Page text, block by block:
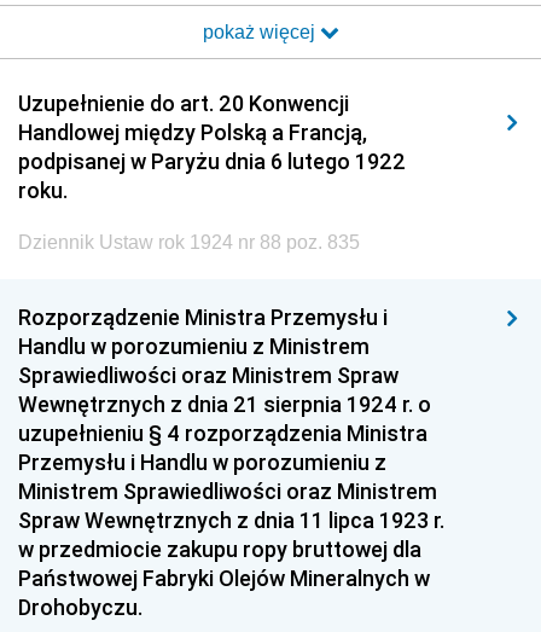
2017 2016 2015
2014 2013 2012
2011 2010
2008 2007
2005
1996 1995 1994
1993 1992
1990 1989 1988
1987 1986 1985
1984 1983 1982
1981 1980 1979
1978 1977 1976
1975
pokaż więcej
Uzupełnienie do art. 20 Konwencji
Handlowej między Polską a Francją,
podpisanej w Paryżu dnia 6 lutego 1922
roku.
Dziennik Ustaw rok 1924 nr 88 poz. 835
Rozporządzenie Ministra Przemysłu i
Handlu w porozumieniu z Ministrem
Sprawiedliwości oraz Ministrem Spraw
Wewnętrznych z dnia 21 sierpnia 1924 r. o
uzupełnieniu § 4 rozporządzenia Ministra
Przemysłu i Handlu w porozumieniu z
Ministrem Sprawiedliwości oraz Ministrem
Spraw Wewnętrznych z dnia 11 lipca 1923 r.
w przedmiocie zakupu ropy bruttowej dla
Państwowej Fabryki Olejów Mineralnych w
Drohobyczu.